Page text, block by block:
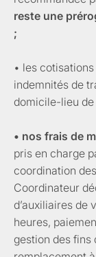
reste une
;
• les
indemnités de
domicile-lieu de
• nos frais de
pris en charge
coordination
Coordinateur
d’auxiliaires de
heures,
gestion des fins